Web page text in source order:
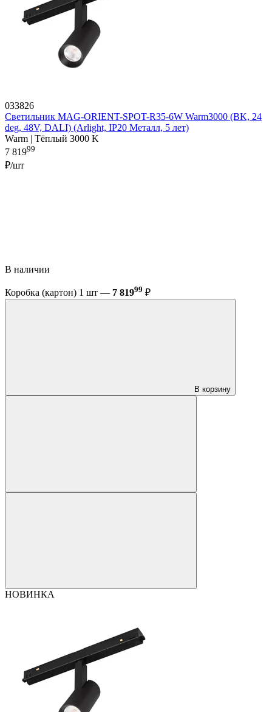
033826
Светильник MAG-ORIENT-SPOT-R35-6W Warm3000 (BK, 24
deg, 48V, DALI) (Arlight, IP20 Металл, 5 лет)
Warm | Тёплый 3000 K
7 81999
₽/шт
В наличии
Коробка (картон) 1 шт — 7 81999 ₽
В корзину
НОВИНКА